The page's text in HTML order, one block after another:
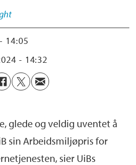
14:05
- 14:32
glede og veldig uventet å
sin Arbeidsmiljøpris for
sier UiBs